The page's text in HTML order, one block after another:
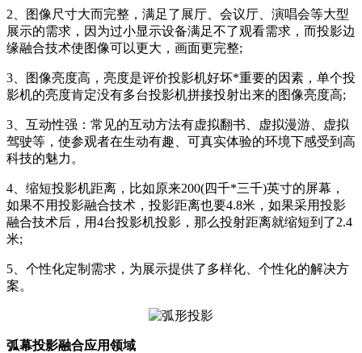
2、图像尺寸大而完整，满足了展厅、会议厅、演唱会等大型
展示的需求，因为过小显示设备满足不了观看需求，而投影边
缘融合技术使图像可以更大，画面更完整;
3、图像亮度高，亮度是评价投影机好坏*重要的因素，单个投
影机的亮度肯定没有多台投影机拼接投射出来的图像亮度高;
3、互动性强：常见的互动方法有虚拟翻书、虚拟漫游、虚拟
驾驶等，使参观者在生动有趣、可真实体验的环境下感受到高
科技的魅力。
4、缩短投影机距离，比如原来200(四千*三千)英寸的屏幕，
如果不用投影融合技术，投影距离也要4.8米，如果采用投影
融合技术后，用4台投影机投影，那么投射距离就缩短到了2.4
米;
5、个性化定制需求，为展示提供了多样化、个性化的解决方
案。
弧幕投影融合应用领域